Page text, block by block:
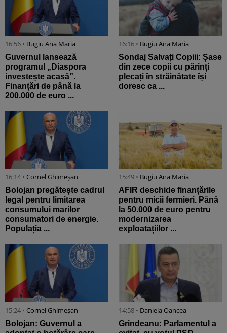
16:56 • Bugiu ⁠Ana Maria
Guvernul lansează
programul „Diaspora
investește acasă”.
Finanțări de până la
200.000 de euro ...
16:16 • Bugiu ⁠Ana Maria
Sondaj Salvați Copiii: Șase
din zece copii cu părinți
plecați în străinătate își
doresc ca ...
16:14 • Cornel Ghimeșan
Bolojan pregătește cadrul
legal pentru limitarea
consumului marilor
consumatori de energie.
Populația ...
15:49 • Bugiu ⁠Ana Maria
AFIR deschide finanțările
pentru micii fermieri. Până
la 50.000 de euro pentru
modernizarea
exploatațiilor ...
15:24 • Cornel Ghimeșan
Bolojan: Guvernul a
14:58 • Daniela Oancea
Grindeanu: Parlamentul a